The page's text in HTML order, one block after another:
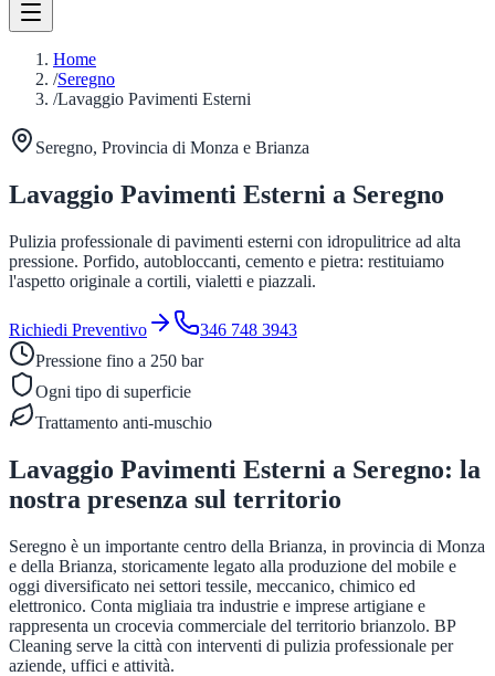
Home
/Seregno
/Lavaggio Pavimenti Esterni
Seregno, Provincia di Monza e Brianza
Lavaggio Pavimenti Esterni a Seregno
Pulizia professionale di pavimenti esterni con idropulitrice ad alta
pressione. Porfido, autobloccanti, cemento e pietra: restituiamo
l'aspetto originale a cortili, vialetti e piazzali.
Richiedi Preventivo
346 748 3943
Pressione fino a 250 bar
Ogni tipo di superficie
Trattamento anti-muschio
Lavaggio Pavimenti Esterni a Seregno: la
nostra presenza sul territorio
Seregno è un importante centro della Brianza, in provincia di Monza
e della Brianza, storicamente legato alla produzione del mobile e
oggi diversificato nei settori tessile, meccanico, chimico ed
elettronico. Conta migliaia tra industrie e imprese artigiane e
rappresenta un crocevia commerciale del territorio brianzolo. BP
Cleaning serve la città con interventi di pulizia professionale per
aziende, uffici e attività.